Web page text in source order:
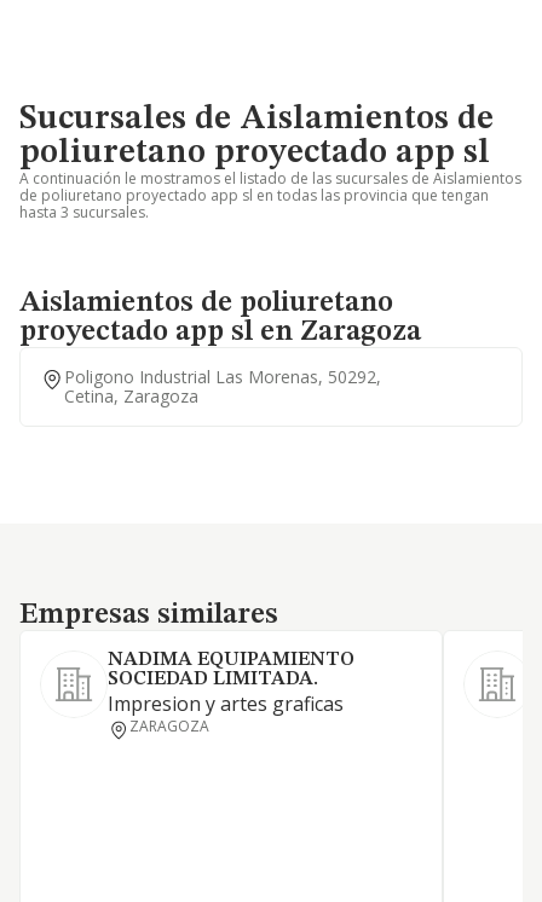
Sucursales de Aislamientos de
poliuretano proyectado app sl
A continuación le mostramos el listado de las sucursales de Aislamientos
de poliuretano proyectado app sl en todas las provincia que tengan
hasta 3 sucursales.
Aislamientos de poliuretano
proyectado app sl en Zaragoza
Poligono Industrial Las Morenas, 50292,
Cetina, Zaragoza
Empresas similares
Empresas similares
NADIMA EQUIPAMIENTO
SOCIEDAD LIMITADA.
Impresion y artes graficas
ZARAGOZA